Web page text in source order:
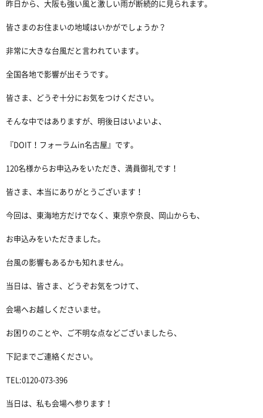
昨日から、大阪も強い風と激しい雨が断続的に見られます。
皆さまのお住まいの地域はいかがでしょうか？
非常に大きな台風だと言われています。
全国各地で影響が出そうです。
皆さま、どうぞ十分にお気をつけください。
そんな中ではありますが、明後日はいよいよ、
『DOIT！フォーラムin名古屋』です。
120名様からお申込みをいただき、満員御礼です！
皆さま、本当にありがとうございます！
今回は、東海地方だけでなく、東京や奈良、岡山からも、
お申込みをいただきました。
台風の影響もあるかも知れません。
当日は、皆さま、どうぞお気をつけて、
会場へお越しくださいませ。
お困りのことや、ご不明な点などございましたら、
下記までご連絡ください。
TEL:0120-073-396
当日は、私も会場へ参ります！